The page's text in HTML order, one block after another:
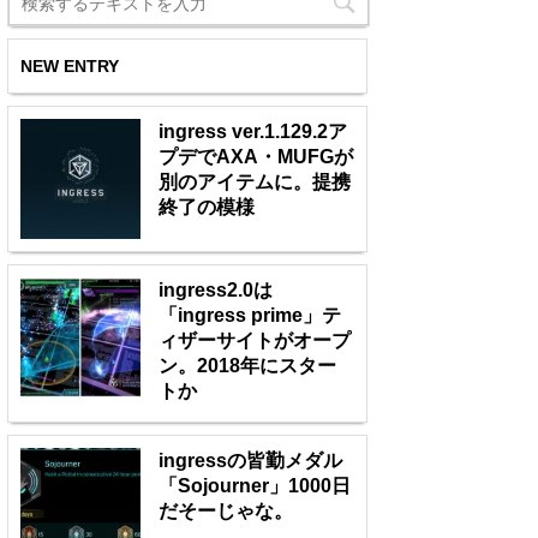
NEW ENTRY
ingress ver.1.129.2ア
プデでAXA・MUFGが
別のアイテムに。提携
終了の模様
ingress2.0は
「ingress prime」テ
ィザーサイトがオープ
ン。2018年にスター
トか
ingressの皆勤メダル
「Sojourner」1000日
だそーじゃな。